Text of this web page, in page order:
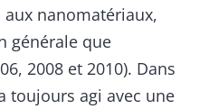
aux nanomatériaux,
générale que
2008 et 2010). Dans
toujours agi avec une